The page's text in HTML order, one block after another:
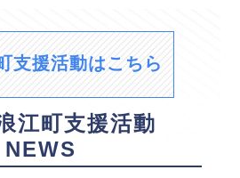
支援活動はこちら
江町支援活動
NEWS